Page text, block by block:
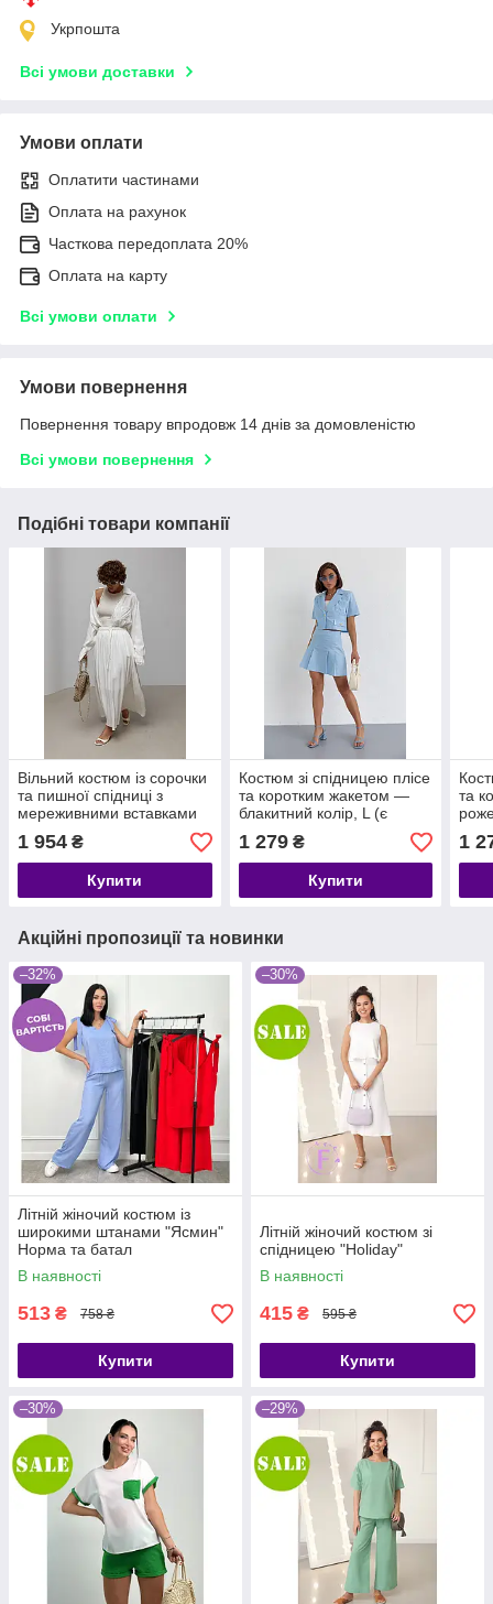
Укрпошта
Всі умови доставки
Умови оплати
Оплатити частинами
Оплата на рахунок
Часткова передоплата 20%
Оплата на карту
Всі умови оплати
Умови повернення
Повернення товару впродовж 14 днів за домовленістю
Всі умови повернення
Подібні товари компанії
Вільний костюм із сорочки
та пишної спідниці з
мереживними вставками
— молочний колір, ONE
SIZE (є розміри)
1 954 ₴
Купити
Костюм зі спідницею плісе
та коротким жакетом —
блакитний колір, L (є
розміри)
1 279₴
Купити
та
1
Акційні пропозиції та новинки
–32%
Літній жіночий костюм із
широкими штанами "Ясмин"
Норма та батал
В наявності
513 ₴ 758 ₴
Купити
–30%
Літній жіночий костюм зі
спідницею "Holiday"
В наявності
415 ₴ 595 ₴
Купити
–30% –29%